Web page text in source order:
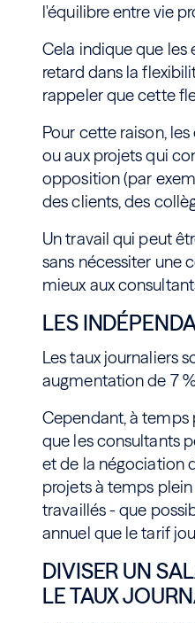
l'équilibre entre vie
Cela indique que
retard dans la
rappeler que cette
Pour cette raison,
ou aux projets qui
opposition (par
des clients, des
Un travail qui peut
sans nécessiter une
mieux aux
LES
Les taux journaliers
augmentation de 7
Cependant, à temps
que les consultants
et de la négociation
projets à temps
travaillés - que
annuel que le tarif
DIVISER UN
LE TAUX